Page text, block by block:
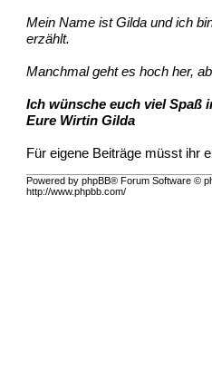
Mein Name ist Gilda und ich
erzählt.
Manchmal geht es hoch her,
Ich wünsche euch viel Spaß
Eure Wirtin Gilda
Für eigene Beiträge müsst ihr
Powered by phpBB® Forum Software ©
http://www.phpbb.com/